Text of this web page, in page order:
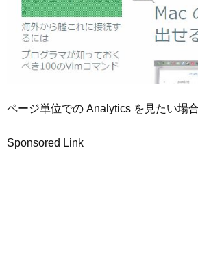
ページ単位での Analytics を見たい場
Sponsored Link